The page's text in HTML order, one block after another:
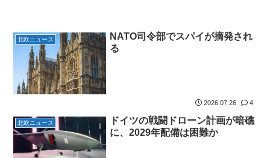
北欧ニュース
NATO司令部でスパイが摘発され
る
2026.07.26 4
北欧ニュース
ドイツの戦闘ドローン計画が暗礁
に、2029年配備は困難か